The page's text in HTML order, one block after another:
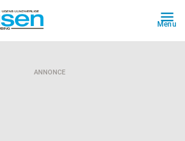
Menu
ANNONCE